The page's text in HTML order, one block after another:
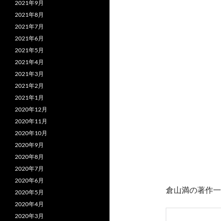
倉山満の著作
2021年9月
2021年8月
2021年7月
2021年6月
2021年5月
2021年4月
2021年3月
2021年2月
2021年1月
2020年12月
2020年11月
2020年10月
2020年9月
2020年8月
2020年7月
2020年6月
2020年5月
2020年4月
2020年3月